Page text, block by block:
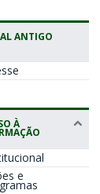
ANTIGO
À
e